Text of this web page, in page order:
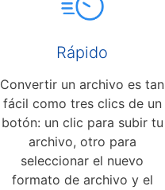
Rápido
Convertir un archivo es tan
fácil como tres clics de un
botón: un clic para subir tu
archivo, otro para
seleccionar el nuevo
formato de archivo y el